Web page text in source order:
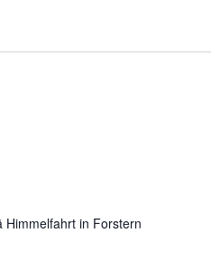
Himmelfahrt in Forstern